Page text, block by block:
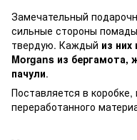
Замечательный
сильные стороны
твердую. Каждый из
Morgans из бергамота,
пачули.
Поставляется в
переработанного